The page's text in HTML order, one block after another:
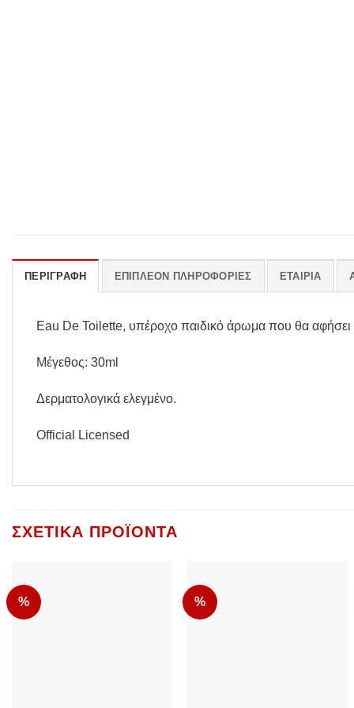
ΠΕΡΙΓΡΑΦΉ ΕΠΙΠΛΈΟΝ ΠΛΗΡΟΦΟΡΊΕΣ ΕΤΑΙΡΊΑ
Eau De Toilette, υπέροχο παιδικό άρωμα που θα
Μέγεθος: 30ml
Δερματολογικά ελεγμένο.
Official Licensed
ΣΧΕΤΙΚΆ ΠΡΟΪΌΝΤΑ
% %